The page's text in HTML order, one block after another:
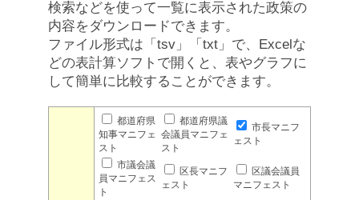
検索などを使って一覧に表示された政策の
内容をダウンロードできます。
ファイル形式は「tsv」「txt」で、Excelな
どの表計算ソフトで開くと、表やグラフに
して簡単に比較することができます。
都道府県
知事マニフェ
スト
都道府県議
会議員マニフェ
スト
市長マニフ
ェスト
市議会議
員マニフェス
ト
区長マニフ
ェスト
区議会議員
マニフェスト